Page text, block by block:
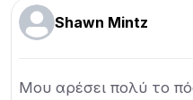
Shawn Mintz
Μου αρέσει πολύ το